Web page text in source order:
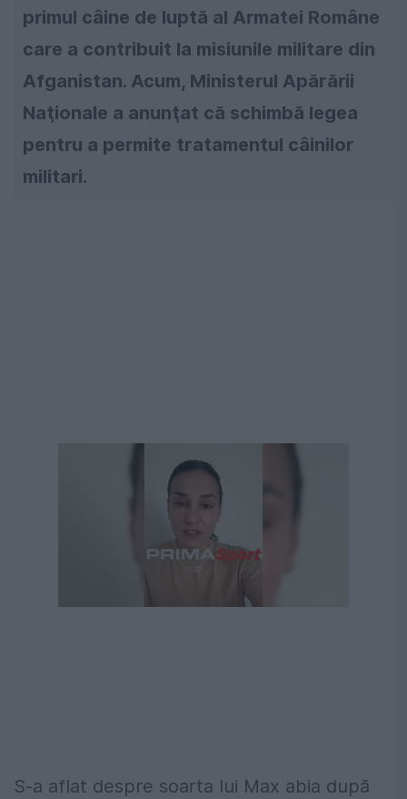
primul câine de luptă al Armatei Române
care a contribuit la misiunile militare din
Afganistan. Acum, Ministerul Apărării
Naţionale a anunţat că schimbă legea
pentru a permite tratamentul câinilor
militari.
S-a aflat despre soarta lui Max abia după